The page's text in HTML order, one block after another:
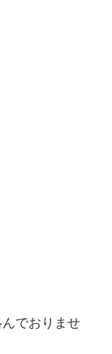
でおりませ